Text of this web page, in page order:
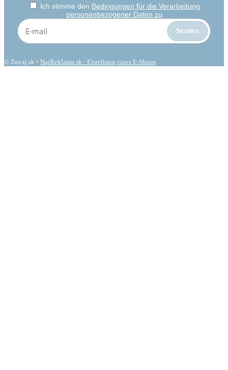
Ich stimme den Bedingungen für die Verarbeitung
personenbezogener Daten zu
© Zuvaj.sk • NajReklama.sk - Erstellung eines E-Shops